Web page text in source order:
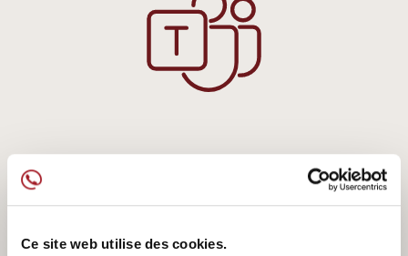
Ce site web utilise des cookies.